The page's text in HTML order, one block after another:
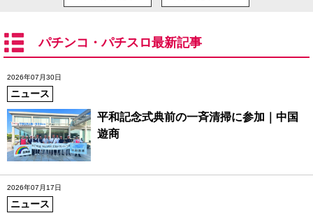
パチンコ・パチスロ最新記事
2026年07月30日
ニュース
平和記念式典前の一斉清掃に参加｜中国
遊商
2026年07月17日
ニュース